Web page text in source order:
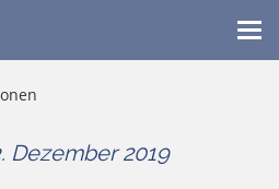
Dezember 2019